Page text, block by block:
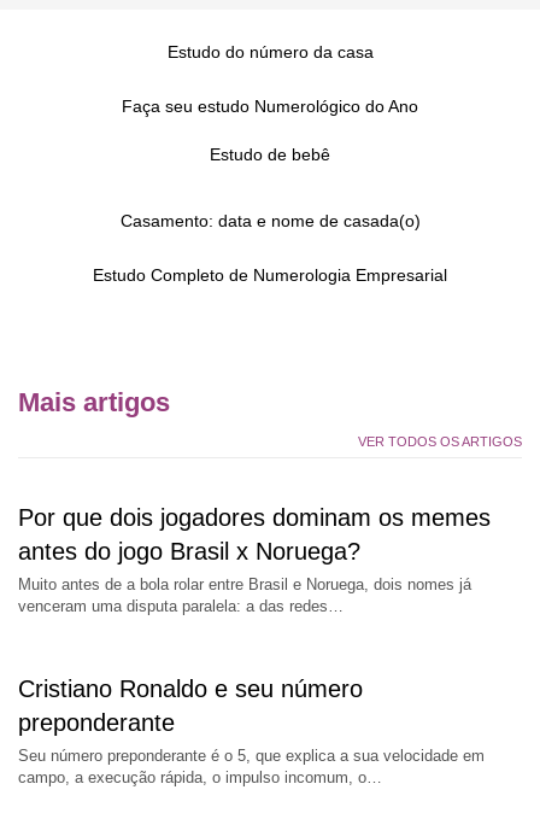
Estudo do número da casa
Faça seu estudo Numerológico do Ano
Estudo de bebê
Casamento: data e nome de casada(o)
Estudo Completo de Numerologia Empresarial
Mais artigos
VER TODOS OS ARTIGOS
Por que dois jogadores dominam os memes
antes do jogo Brasil x Noruega?
Muito antes de a bola rolar entre Brasil e Noruega, dois nomes já
venceram uma disputa paralela: a das redes…
Cristiano Ronaldo e seu número
preponderante
Seu número preponderante é o 5, que explica a sua velocidade em
campo, a execução rápida, o impulso incomum, o…